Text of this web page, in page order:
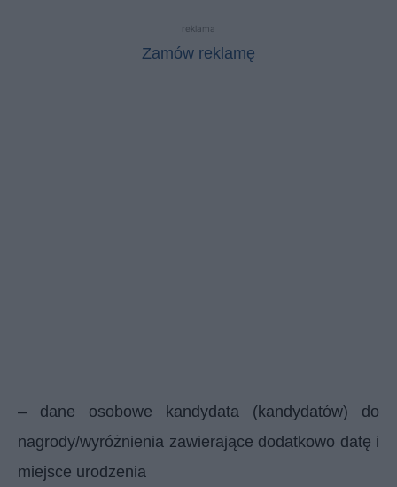
reklama
Zamów reklamę
– dane osobowe kandydata (kandydatów) do
nagrody/wyróżnienia zawierające dodatkowo datę i
miejsce urodzenia